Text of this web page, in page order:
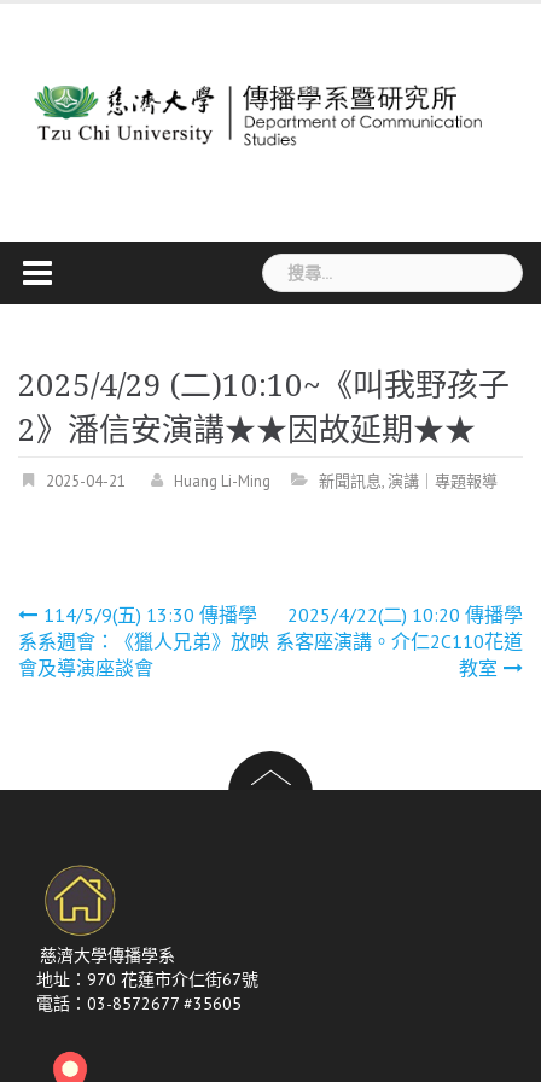
搜
尋
字:
2025/4/29 (二)10:10~《叫我野孩子
2》潘信安演講★★因故延期★★
2025-04-21 Huang Li-Ming 新聞訊息,演講｜專題報導
文
章
覽
114/5/9(五) 13:30 傳播學
系系週會：《獵人兄弟》放映
會及導演座談會
2025/4/22(二) 10:20 傳播學
系客座演講。介仁2C110花道
教室
慈濟大學傳播學系
地址：970 花蓮市介仁街67號
電話：03-8572677 #35605